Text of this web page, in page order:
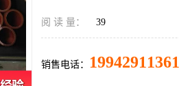
阅 读 量： 39
销售电话： 19942911361